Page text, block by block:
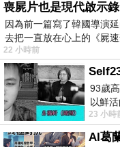
林子玄愛命學
喪屍片也是現代啟示錄
因為前一篇寫了韓國導演
去把一直放在心上的《屍
22 小時前
93歲
以鮮
才多藝
23 小時